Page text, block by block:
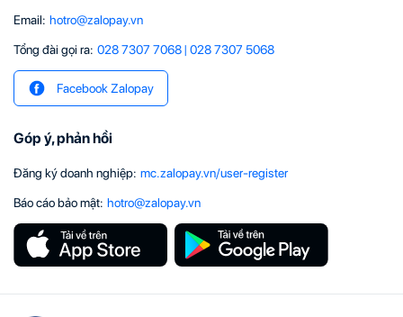
Email: hotro@zalopay.vn
Tổng đài gọi ra: 028 7307 7068| 028 7307 5068
Facebook Zalopay
Góp ý, phản hồi
Đăng ký doanh nghiệp: mc.zalopay.vn/user-register
Báo cáo bảo mật: hotro@zalopay.vn